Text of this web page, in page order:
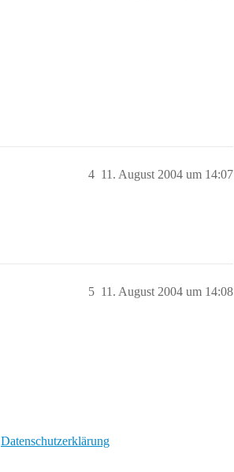
11. August 2004 um 14:07
4
11. August 2004 um 14:08
5
Datenschutzerklärung